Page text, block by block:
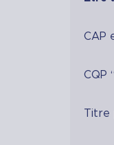
CAP
CQP
Titre